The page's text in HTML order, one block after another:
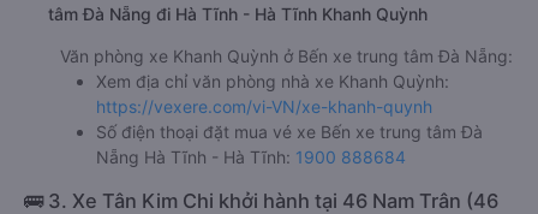
tâm Đà Nẵng đi Hà Tĩnh - Hà Tĩnh Khanh Quỳnh
Văn phòng xe Khanh Quỳnh ở Bến xe trung tâm Đà Nẵng:
Xem địa chỉ văn phòng nhà xe Khanh Quỳnh:
https://vexere.com/vi-VN/xe-khanh-quynh
Số điện thoại đặt mua vé xe Bến xe trung tâm Đà
Nẵng Hà Tĩnh - Hà Tĩnh: 1900 888684
🚌 3. Xe Tân Kim Chi khởi hành tại 46 Nam Trân (46